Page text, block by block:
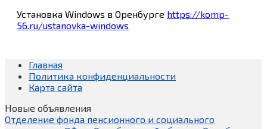
Установка Windows в Оренбурге https://komp-
56.ru/ustanovka-windows
Главная
Политика конфиденциальности
Карта сайта
Новые объявления
Отделение фонда пенсионного и социального